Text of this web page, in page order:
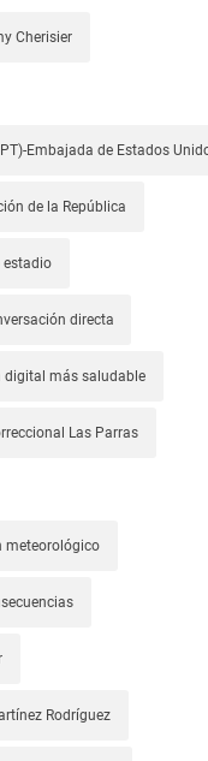
Cherisier
Embajada de Estados
de la República
estadio
directa
digital más saludable
Las Parras
meteorológico
Rodríguez